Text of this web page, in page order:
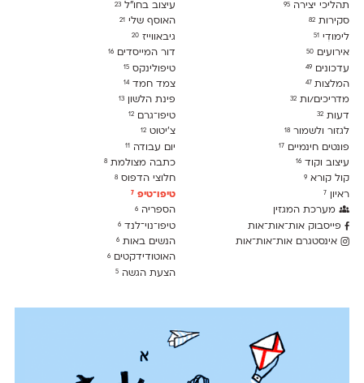
תהליכי יצירה 95
סקירות 82
לימודִי 51
אירועים 50
עדכונים 49
המלצות47
מדריכים/ות 32
דעות 32
לגזור ולשמור 18
פונטים חינמיים 17
עיצוב וקוד 16
קול קורא 9
ראיון 7
מערכת המגזין
פייסבוק אות־אות־אות
אינסטגרם אות־אות־אות
עיצוב בחו"ל23
האוסף שלי21
גיבאווייז20
דור המייסדים16
טיפולינקס15
צמד חמד14
פינת הלשון13
טיפו־גרם12
צ׳יטוט12
יום עבודה11
כתבה מצולמת8
חלוצי הדפוס8
טיפו־טיפ7
הספריה6
טיפו־נוי־לנד6
הנשים באות6
האוטודידקטים6
הצעת הגשה5